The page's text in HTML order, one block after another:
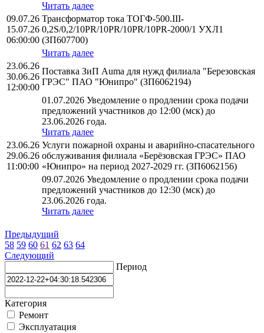
Читать далее
09.07.26
15.07.26
06:00:00
Трансформатор тока ТОГФ-500.III-
0,2S/0,2/10PR/10PR/10PR/10PR-2000/1 УХЛ1
(ЗП607700)
Читать далее
23.06.26
30.06.26
12:00:00
Поставка ЗиП Auma для нужд филиала "Березовская
ГРЭС" ПАО "Юнипро" (ЗП6062194)
01.07.2026 Уведомление о продлении срока подачи
предложений участников до 12:00 (мск) до
23.06.2026 года.
Читать далее
23.06.26
29.06.26
11:00:00
Услуги пожарной охраны и аварийно-спасательного
обслуживания филиала «Берёзовская ГРЭС» ПАО
«Юнипро» на период 2027-2029 гг. (ЗП6062156)
09.07.2026 Уведомление о продлении срока подачи
предложений участников до 12:30 (мск) до
23.06.2026 года.
Читать далее
Предыдущий
58 59 60 61 62 63 64
Следующий
Период
Категория
Ремонт
Эксплуатация